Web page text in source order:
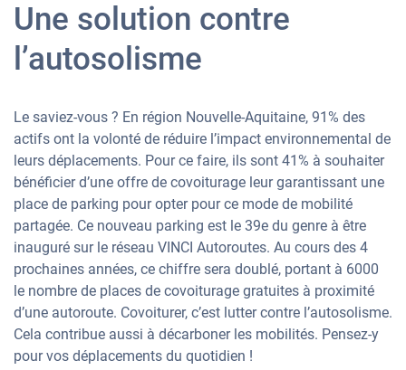
Une solution contre
l’autosolisme
Le saviez-vous ? En région Nouvelle-Aquitaine, 91% des
actifs ont la volonté de réduire l’impact environnemental de
leurs déplacements. Pour ce faire, ils sont 41% à souhaiter
bénéficier d’une offre de covoiturage leur garantissant une
place de parking pour opter pour ce mode de mobilité
partagée. Ce nouveau parking est le 39e du genre à être
inauguré sur le réseau VINCI Autoroutes. Au cours des 4
prochaines années, ce chiffre sera doublé, portant à 6000
le nombre de places de covoiturage gratuites à proximité
d’une autoroute. Covoiturer, c’est lutter contre l’autosolisme.
Cela contribue aussi à décarboner les mobilités. Pensez-y
pour vos déplacements du quotidien !